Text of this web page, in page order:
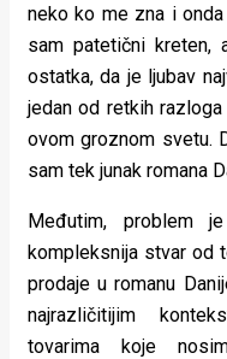
neko ko me zna i
sam patetični kreten,
ostatka, da je ljubav
jedan od retkih
ovom groznom svetu.
sam tek junak romana
Međutim, problem
kompleksnija stvar od
prodaje u romanu
najrazličitijim
tovarima koje